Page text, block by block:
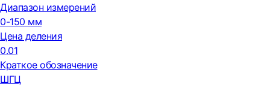
Диапазон измерений
0-150 мм
Цена деления
0.01
Краткое обозначение
ШГЦ